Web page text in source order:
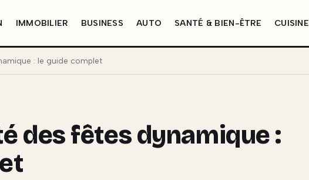
IMMOBILIER BUSINESS AUTO SANTÉ & BIEN-ÊTRE CUISINE
: le guide complet
des fêtes dynamique :